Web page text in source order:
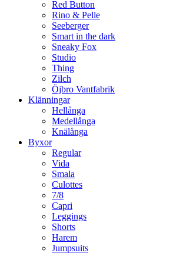
Red Button
Rino & Pelle
Seeberger
Smart in the dark
Sneaky Fox
Studio
Thing
Zilch
Öjbro Vantfabrik
Klänningar
Hellånga
Medellånga
Knälånga
Byxor
Regular
Vida
Smala
Culottes
7/8
Capri
Leggings
Shorts
Harem
Jumpsuits